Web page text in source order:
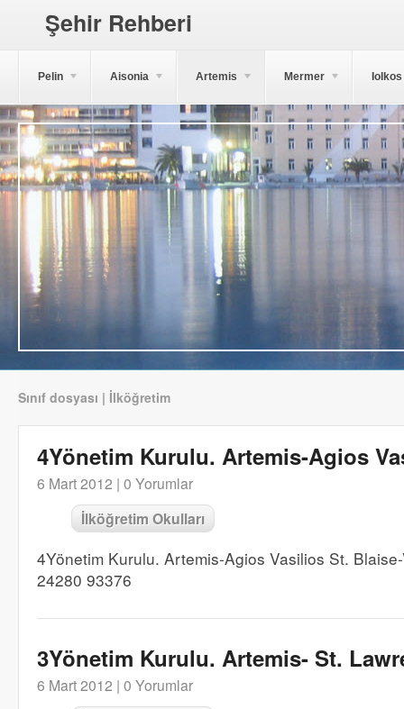
Şehir Rehberi
Pelin Aisonia Artemis Mermer Iolkos
Sınıf dosyası | İlköğretim
4Yönetim Kurulu. Artemis-Agios
6 Mart 2012 | 0 Yorumlar
İlköğretim Okulları
4Yönetim Kurulu. Artemis-Agios Vasilios St.
24280 93376
3Yönetim Kurulu. Artemis- St.
6 Mart 2012 | 0 Yorumlar